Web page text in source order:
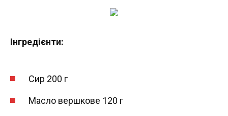
Інгредієнти:
Сир 200 г
Масло вершкове 120 г